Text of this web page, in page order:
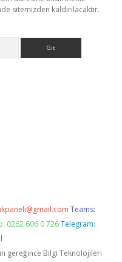
sitemizden kaldırılacaktır.
Teams:
0262 606 0 726 Telegram:
gereğince Bilgi Teknolojileri